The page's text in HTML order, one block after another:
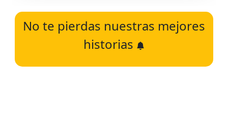
No te pierdas nuestras mejores
historias